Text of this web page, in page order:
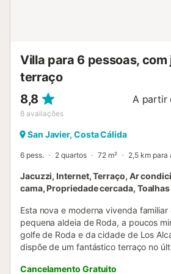
Villa para 6 pessoas, com
terraço
8,8
8 avaliações
A partir
San Javier, Costa Cálida
6 pess. 2 quartos 72 m² 2,5 km para
Jacuzzi, Internet, Terraço, Ar
cama, Propriedade cercada, Toalhas
Esta nova e moderna vivenda
pequena aldeia de Roda, a poucos
golfe de Roda e da cidade de Los
dispõe de um fantástico terraço no
ao ar livre, bem como jacuzzi e
Cancelamento Gratuito